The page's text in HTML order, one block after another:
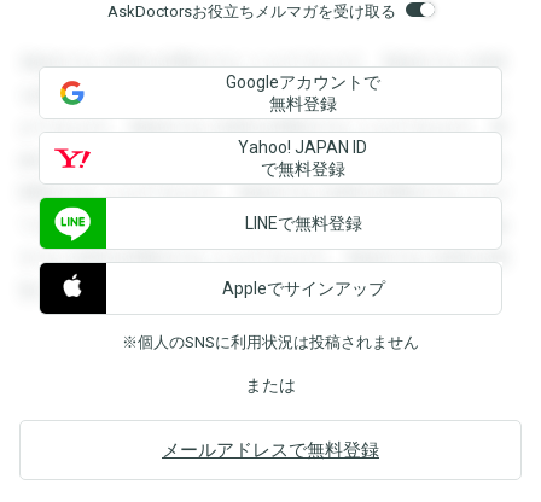
AskDoctorsお役立ちメルマガを受け取る
登録すると回答を閲覧することができます。登録すると回答
を閲覧することができます。登録すると回答を閲覧すること
ができます。登録すると回答を閲覧することができます。登
録すると回答を閲覧することができます。登録すると回答を
閲覧することができます。登録すると回答を閲覧することが
できます。登録すると回答を閲覧することができます。登録
すると回答を閲覧することができます。登録すると回答を閲
覧することができます。
Googleアカウントで
無料登録
Yahoo! JAPAN ID
で無料登録
LINEで無料登録
Appleでサインアップ
※個人のSNSに利用状況は投稿されません
または
メールアドレスで無料登録